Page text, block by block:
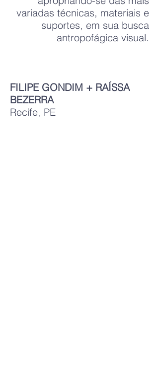
variadas técnicas, materiais e
suportes, em sua busca
antropofágica visual.
FILIPE GONDIM + RAÍSSA
BEZERRA
Recife, PE